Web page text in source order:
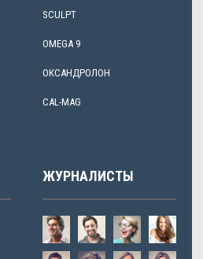
SCULPT
OMEGA 9
ОКСАНДРОЛОН
CAL-MAG
ЖУРНАЛИСТЫ